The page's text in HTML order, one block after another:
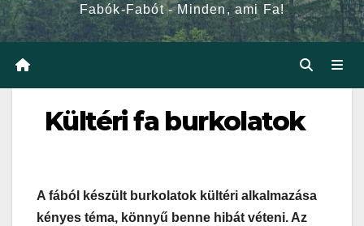
Fabók-Fabót - Minden, ami Fa!
Kültéri fa burkolatok
A fából készült burkolatok kültéri alkalmazása
kényes téma, könnyű benne hibát véteni. Az